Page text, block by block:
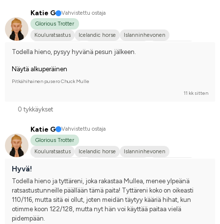
Katie G
Vahvistettu ostaja
Glorious Trotter
Kouluratsastus
Icelandic horse
Islanninhevonen
Todella hieno, pysyy hyvänä pesun jälkeen.
Näytä alkuperäinen
Pitkähihainen pusero Chuck Mulle
11 kk sitten
0 tykkäykset
Katie G
Vahvistettu ostaja
Glorious Trotter
Kouluratsastus
Icelandic horse
Islanninhevonen
Hyvä!
Todella hieno ja tyttäreni, joka rakastaa Mullea, menee ylpeänä
ratsastustunneille päällään tämä paita! Tyttäreni koko on oikeasti
110/116, mutta sitä ei ollut, joten meidän täytyy kääriä hihat, kun
otimme koon 122/128, mutta nyt hän voi käyttää paitaa vielä
pidempään.